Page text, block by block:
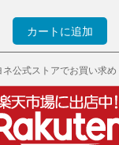
カートに追加
公式ストアでお買い求め